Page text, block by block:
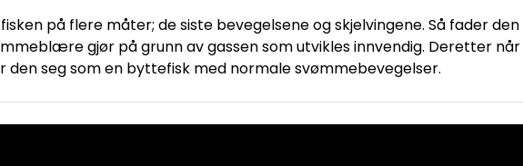
på flere måter; de siste bevegelsene og skjelvingene. Så fader
gjør på grunn av gassen som utvikles innvendig. Deretter
den seg som en byttefisk med normale svømmebevegelser.